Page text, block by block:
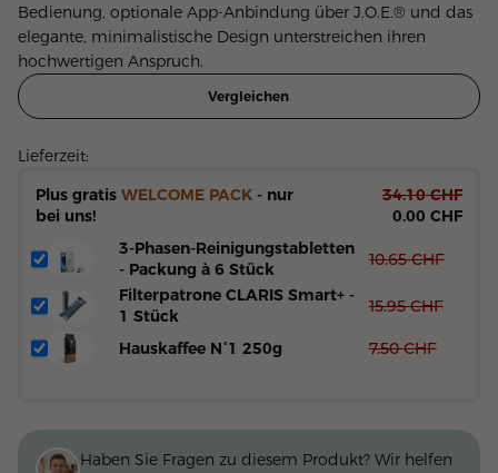
Bedienung, optionale App-Anbindung über J.O.E.® und das
elegante, minimalistische Design unterstreichen ihren
hochwertigen Anspruch.
Vergleichen
Lieferzeit:
Plus gratis WELCOME PACK - nur
bei uns!
34.10CHF
0.00 CHF
3-Phasen-Reinigungstabletten
- Packung à 6 Stück
10.65 CHF
Filterpatrone CLARIS Smart+ -
1 Stück
15.95 CHF
Hauskaffee N°1 250g 7.50 CHF
Haben Sie Fragen zu diesem Produkt? Wir helfen